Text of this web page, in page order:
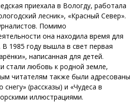
приехала в Вологду, работала
лесник», «Красный Север».
Помимо
она находила время для
В 1985 году вышла в свет первая
написанная для детей.
стали любовь к родной земле,
читателям также были адресованы
(рассказы) и «Чудеса в
иллюстрациями.